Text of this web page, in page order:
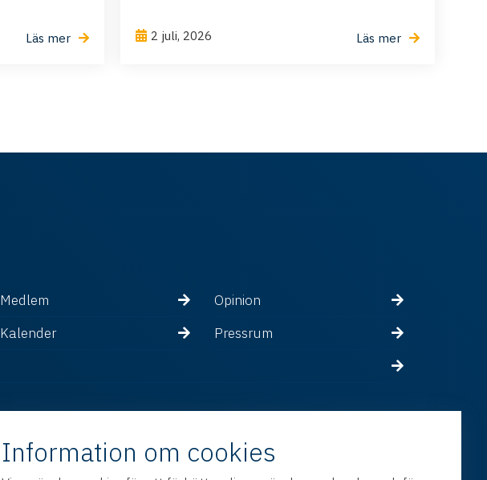
Läs mer 2 juli, 2026 Läs mer
Medlem
Opinion
Kalender
Pressrum
Information om cookies